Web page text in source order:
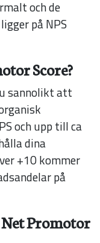
och de
på NPS
Score?
sannolikt att
och upp till ca
dina
+10 kommer
på
Promotor